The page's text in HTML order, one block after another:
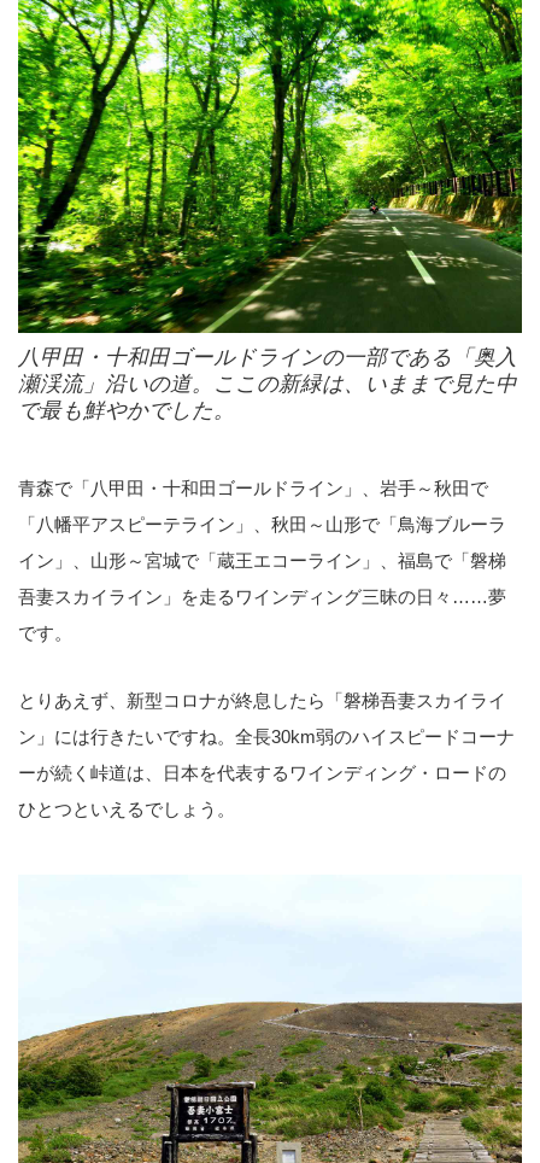
八甲田・十和田ゴールドラインの一部である「奥入
瀬渓流」沿いの道。ここの新緑は、いままで見た中
で最も鮮やかでした。
青森で「八甲田・十和田ゴールドライン」、岩手～秋田で
「八幡平アスピーテライン」、秋田～山形で「鳥海ブルーラ
イン」、山形～宮城で「蔵王エコーライン」、福島で「磐梯
吾妻スカイライン」を走るワインディング三昧の日々……夢
です。
とりあえず、新型コロナが終息したら「磐梯吾妻スカイライ
ン」には行きたいですね。全長30km弱のハイスピードコーナ
ーが続く峠道は、日本を代表するワインディング・ロードの
ひとつといえるでしょう。